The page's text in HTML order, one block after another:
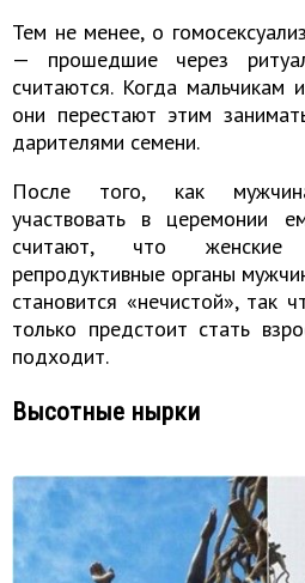
Тем не менее, о
— прошедшие через
считаются. Когда мальчикам
они перестают этим
дарителями семени.
После того, как
участвовать в церемонии
считают, что женские
репродуктивные органы
становится «нечистой», так
только предстоит стать
подходит.
Высотные нырки